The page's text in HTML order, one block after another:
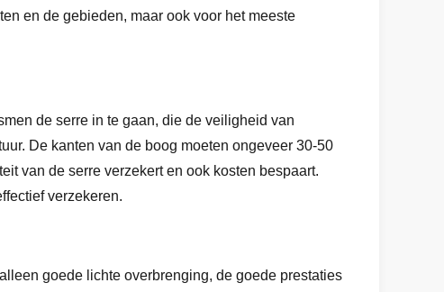
en de gebieden, maar ook voor het meeste
de serre in te gaan, die de veiligheid van
De kanten van de boog moeten ongeveer 30-50
van de serre verzekert en ook kosten bespaart.
verzekeren.
goede lichte overbrenging, de goede prestaties